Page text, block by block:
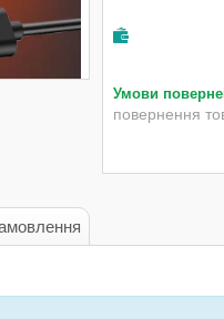
повернення